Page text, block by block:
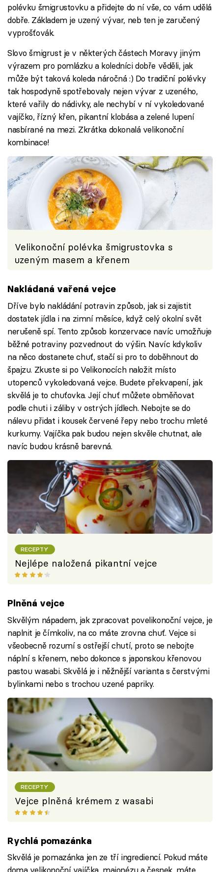
polévku šmigrustovku a přidejte do ní vše, co vám udělá
dobře. Základem je uzený vývar, neb ten je zaručený
vyprošťovák.
Slovo šmigrust je v některých částech Moravy jiným
výrazem pro pomlázku a koledníci dobře věděli, jak
může být taková koleda náročná :) Do tradiční polévky
tak hospodyně spotřebovaly nejen vývar z uzeného,
které vařily do nádivky, ale nechybí v ní vykoledované
vajíčko, řízný křen, pikantní klobása a zelené lupení
nasbírané na mezi. Zkrátka dokonalá velikonoční
kombinace!
Velikonoční polévka šmigrustovka s
uzeným masem a křenem
Nakládaná vařená vejce
Dříve bylo nakládání potravin způsob, jak si zajistit
dostatek jídla i na zimní měsíce, když celý okolní svět
nerušeně spí. Tento způsob konzervace navíc umožňuje
běžné potraviny pozvednout do výšin. Navíc kdykoliv
na něco dostanete chuť, stačí si pro to doběhnout do
špajzu. Zkuste si po Velikonocích naložit místo
utopenců vykoledovaná vejce. Budete překvapení, jak
skvělá je to chuťovka. Její chuť můžete obměňovat
podle chuti i záliby v ostrých jídlech. Nebojte se do
nálevu přidat i kousek červené řepy nebo trochu mleté
kurkumy. Vajíčka pak budou nejen skvěle chutnat, ale
navíc budou krásně barevná.
RECEPTY
Nejlépe naložená pikantní vejce
Plněná vejce
Skvělým nápadem, jak zpracovat povelikonoční vejce, je
naplnit je čímkoliv, na co máte zrovna chuť. Vejce si
všeobecně rozumí s ostřejší chutí, proto se nebojte
náplní s křenem, nebo dokonce s japonskou křenovou
pastou wasabi. Skvělá je i něžnější varianta s čerstvými
bylinkami nebo s trochou uzené papriky.
RECEPTY
Vejce plněná krémem z wasabi
Rychlá pomazánka
Skvělá je pomazánka jen ze tří ingrediencí. Pokud máte
doma velikonoční vajíčka, majonézu a česnek, máte